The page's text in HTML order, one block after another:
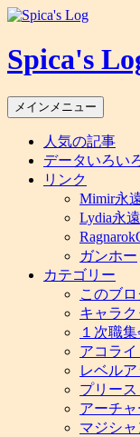
コ
テ
ン
へ
Spica's
検
索
メインメニュー
人気の記事
データいろい
リンク
Mimir永
Lydia永
ガンホー
カテゴリー
このブ
キャラ
１次職集
アコライ
レベル
プリー
アーチャ
マジシャ